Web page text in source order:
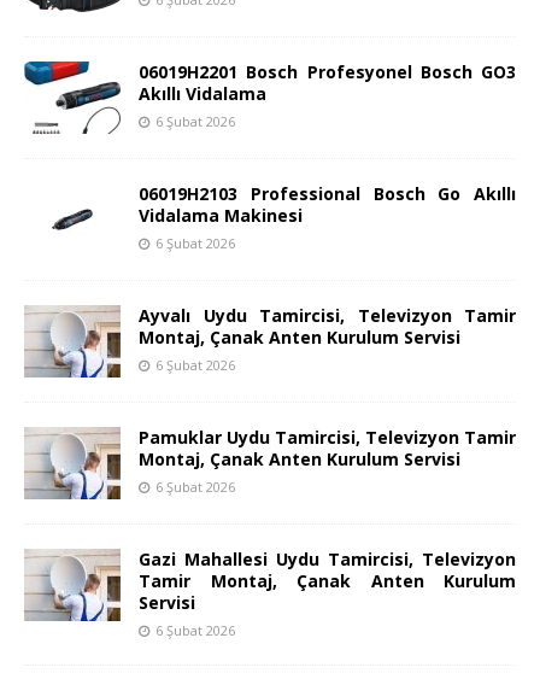
06019H2201 Bosch Profesyonel Bosch GO3
Akıllı Vidalama
6 Şubat 2026
06019H2103 Professional Bosch Go Akıllı
Vidalama Makinesi
6 Şubat 2026
Ayvalı Uydu Tamircisi, Televizyon Tamir
Montaj, Çanak Anten Kurulum Servisi
6 Şubat 2026
Pamuklar Uydu Tamircisi, Televizyon Tamir
Montaj, Çanak Anten Kurulum Servisi
6 Şubat 2026
Gazi Mahallesi Uydu Tamircisi, Televizyon
Tamir Montaj, Çanak Anten Kurulum
Servisi
6 Şubat 2026